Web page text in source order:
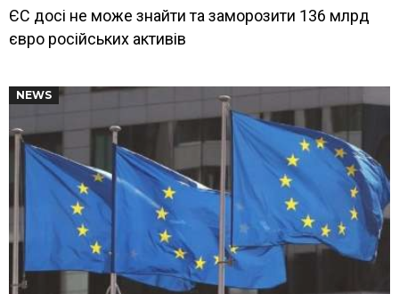
ЄС досі не може знайти та заморозити 136 млрд
євро російських активів
NEWS